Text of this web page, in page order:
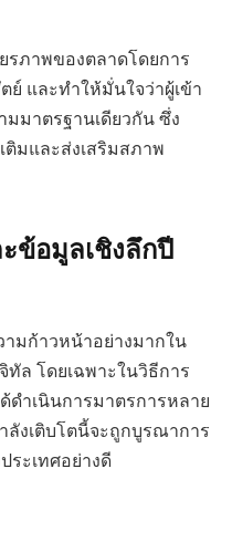
ภาพของตลาดโดยการ
และทำให้มั่นใจว่าผู้เข้า
มาตรฐานเดียวกัน ซึ่ง
ติมและส่งเสริมสภาพ
ข้อมูลเชิงลึกปี
ามก้าวหน้าอย่างมากใน
ล โดยเฉพาะในวิธีการ
ำเนินการมาตรการหลาย
ลังเติบโตนี้จะถูกบูรณาการ
ระเทศอย่างดี